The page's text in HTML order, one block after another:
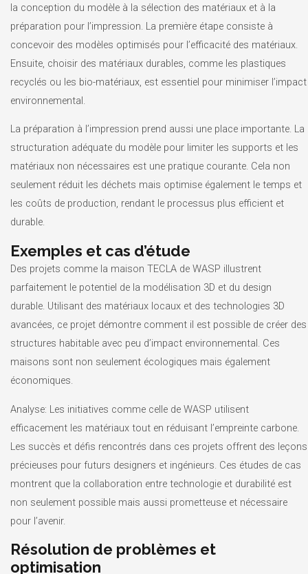
la conception du modèle à la sélection des matériaux et à la
préparation pour l’impression. La première étape consiste à
concevoir des modèles optimisés pour l’efficacité des matériaux.
Ensuite, choisir des matériaux durables, comme les plastiques
recyclés ou les bio-matériaux, est essentiel pour minimiser l’impact
environnemental.
La préparation à l’impression prend aussi une place importante. La
structuration adéquate du modèle pour limiter les supports et les
matériaux non nécessaires est une pratique courante. Cela non
seulement réduit les déchets mais optimise également le temps et
les coûts de production, rendant le processus plus efficient et
durable.
Exemples et cas d’étude
Des projets comme la maison TECLA de WASP illustrent
parfaitement le potentiel de la modélisation 3D et du design
durable. Utilisant des matériaux locaux et des technologies 3D
avancées, ce projet démontre comment il est possible de créer des
structures habitable avec peu d’impact environnemental. Ces
maisons sont non seulement écologiques mais également
économiques.
Analyse: Les initiatives comme celle de WASP utilisent
efficacement les matériaux tout en réduisant l’empreinte carbone.
Les succès et défis rencontrés dans ces projets offrent des leçons
précieuses pour futurs designers et ingénieurs. Ces études de cas
montrent que la collaboration entre technologie et durabilité est
non seulement possible mais aussi prometteuse et nécessaire
pour l’avenir.
Résolution de problèmes et
optimisation